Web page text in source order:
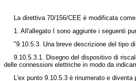
La direttiva 70/156/CEE è modificata
1. All'allegato I sono aggiunte i seguenti
"9.10.5.3. Una breve descrizione del tipo
9.10.5.3.1. Disegno del dispositivo di
delle connessioni elettriche in modo da
L'ex punto 9.10.5.3 è rinumerato e diventa